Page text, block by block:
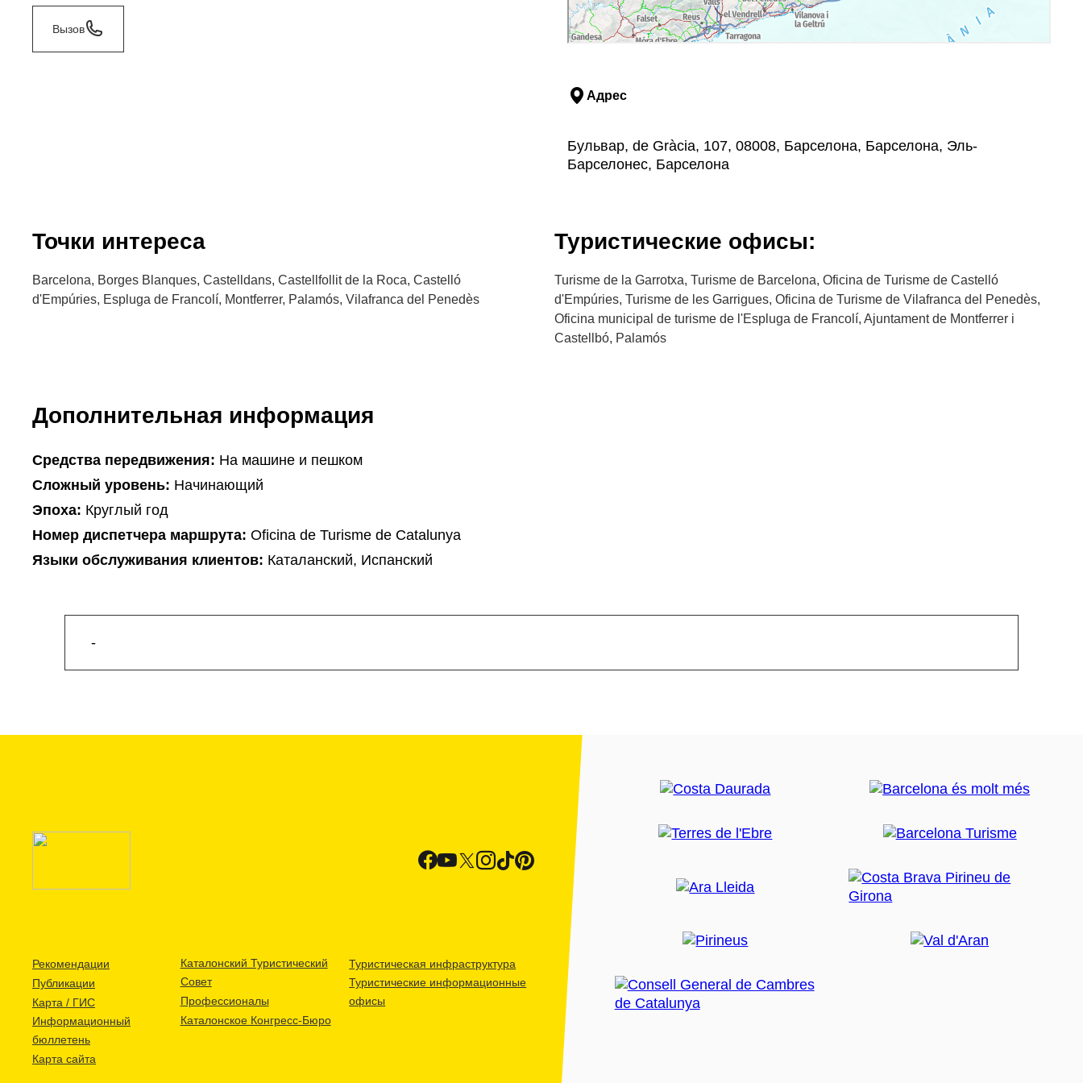
Вызов
Адрес
Бульвар, de Gràcia, 107, 08008, Барселона, Барселона, Эль-
Барселонес, Барселона
Точки интереса
Barcelona, Borges Blanques, Castelldans, Castellfollit de la Roca, Castelló
d'Empúries, Espluga de Francolí, Montferrer, Palamós, Vilafranca del Penedès
Туристические офисы:
Turisme de la Garrotxa, Turisme de Barcelona, Oficina de Turisme de Castelló
d'Empúries, Turisme de les Garrigues, Oficina de Turisme de Vilafranca del Penedès,
Oficina municipal de turisme de l'Espluga de Francolí, Ajuntament de Montferrer i
Castellbó, Palamós
Дополнительная информация
Cредства передвижения: На машине и пешком
Сложный уровень: Начинающий
Эпоха: Круглый год
Hомер диспетчера маршрута: Oficina de Turisme de Catalunya
Языки обслуживания клиентов: Каталанский, Испанский
-
Рекомендации
Публикации
Карта / ГИС
Информационный
бюллетень
Карта сайта
Каталонский Туристический
Совет
Профессионалы
Каталонское Конгресс-Бюро
Туристическая инфраструктура
Туристические информационные
офисы